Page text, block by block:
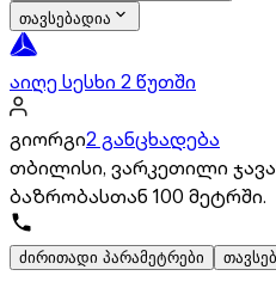
თავსებადია
აიღე სესხი 2 წუთში
გიორგი2 განცხადება
თბილისი, ვარკეთილი
ბაზრობასთან 100 მეტრში.
ძირითადი პარამეტრები